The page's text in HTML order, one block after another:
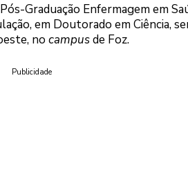
Graduação Enfermagem em
em Doutorado em Ciência,
no campusde Foz.
Publicidade